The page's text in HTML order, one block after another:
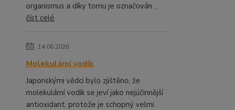
organismus a díky tomu je označován ...
číst celé
14.06.2026
Molekulární vodík
Japonskými vědci bylo zjištěno, že
molekulární vodík se jeví jako nejúčinnější
antioxidant, protože je schopný velmi